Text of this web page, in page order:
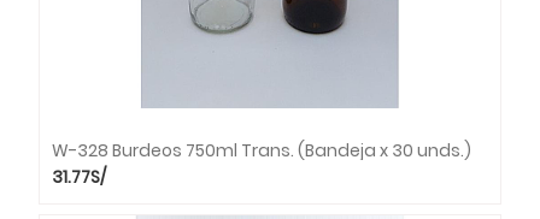
W-328 Burdeos 750ml Trans. (Bandeja x 30 unds.)
S/
31.77